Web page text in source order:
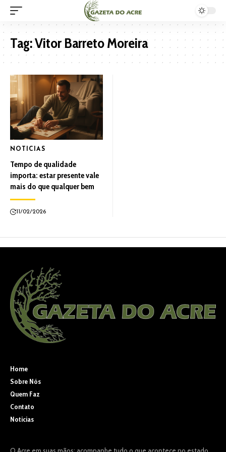
Tag:Vitor Barreto Moreira
NOTICIAS
Tempo de qualidade
importa: estar presente vale
mais do que qualquer bem
11/02/2026
Home
Sobre Nós
Quem Faz
Contato
Noticias
O Acre em suas mãos: acompanhe tudo o que acontece no estado,